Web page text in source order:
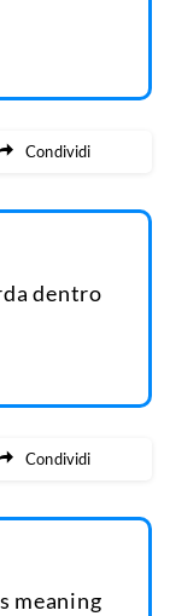
Condividi
dentro
Condividi
meaning